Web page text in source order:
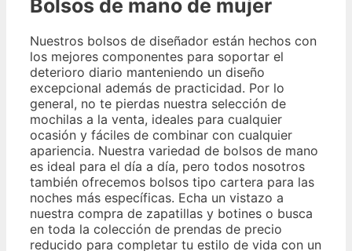
Bolsos de mano de mujer
Nuestros bolsos de diseñador están hechos con
los mejores componentes para soportar el
deterioro diario manteniendo un diseño
excepcional además de practicidad. Por lo
general, no te pierdas nuestra selección de
mochilas a la venta, ideales para cualquier
ocasión y fáciles de combinar con cualquier
apariencia. Nuestra variedad de bolsos de mano
es ideal para el día a día, pero todos nosotros
también ofrecemos bolsos tipo cartera para las
noches más específicas. Echa un vistazo a
nuestra compra de zapatillas y botines o busca
en toda la colección de prendas de precio
reducido para completar tu estilo de vida con un